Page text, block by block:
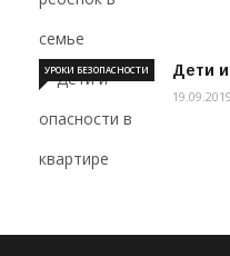
Дети и
УРОКИ БЕЗОПАСНОСТИ
19.09.2019